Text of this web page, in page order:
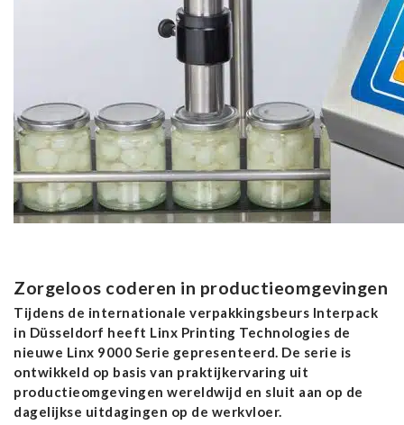
Zorgeloos coderen in productieomgevingen
Tijdens de internationale verpakkingsbeurs Interpack
in Düsseldorf heeft Linx Printing Technologies de
nieuwe Linx 9000 Serie gepresenteerd. De serie is
ontwikkeld op basis van praktijkervaring uit
productieomgevingen wereldwijd en sluit aan op de
dagelijkse uitdagingen op de werkvloer.